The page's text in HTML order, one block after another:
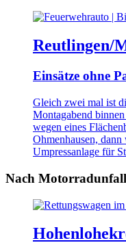
Reutlingen/
Einsätze ohne
Gleich zwei mal ist
Montagabend
wegen eines
Ohmenhausen,
Umpressanlage für
Nach